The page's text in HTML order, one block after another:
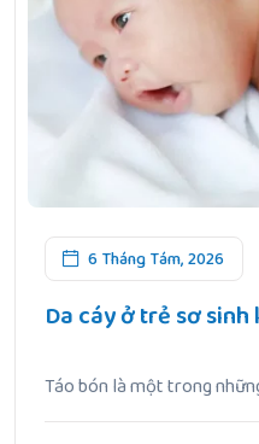
6 Tháng Tám, 2026
Da cáy ở trẻ sơ sinh
Táo bón là một trong